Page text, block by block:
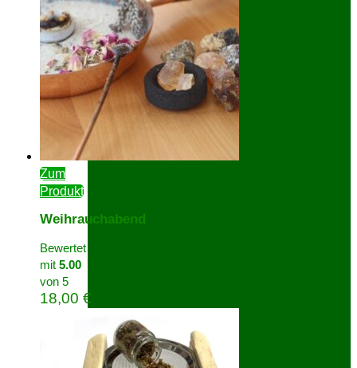
Zum
Produkt
Weihrauchabend
Bewertet
mit5.00
von 5
18,00€